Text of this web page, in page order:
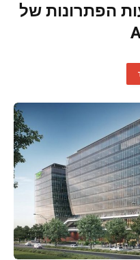
הפתרונות של